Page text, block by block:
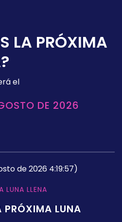
LA PRÓXIMA
el
DE 2026
de 2026 4:19:57)
LUNA LLENA
PRÓXIMA LUNA